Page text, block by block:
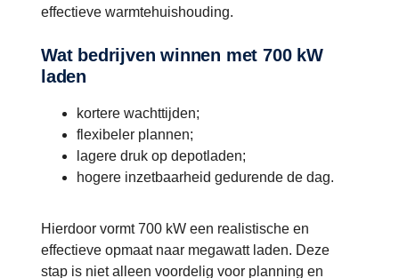
effectieve warmtehuishouding.
Wat bedrijven winnen met 700 kW
laden
kortere wachttijden;
flexibeler plannen;
lagere druk op depotladen;
hogere inzetbaarheid gedurende de dag.
Hierdoor vormt 700 kW een realistische en
effectieve opmaat naar megawatt laden. Deze
stap is niet alleen voordelig voor planning en